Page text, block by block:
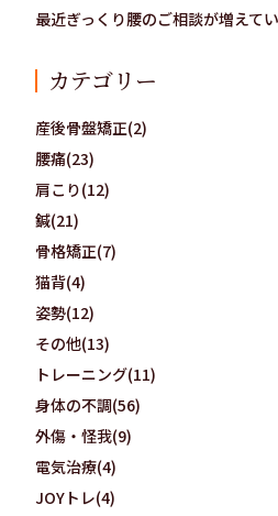
最近ぎっくり腰のご相談が増えて
カテゴリー
産後骨盤矯正(2)
腰痛(23)
肩こり(12)
鍼(21)
骨格矯正(7)
猫背(4)
姿勢(12)
その他(13)
トレーニング(11)
身体の不調(56)
外傷・怪我(9)
電気治療(4)
JOYトレ(4)